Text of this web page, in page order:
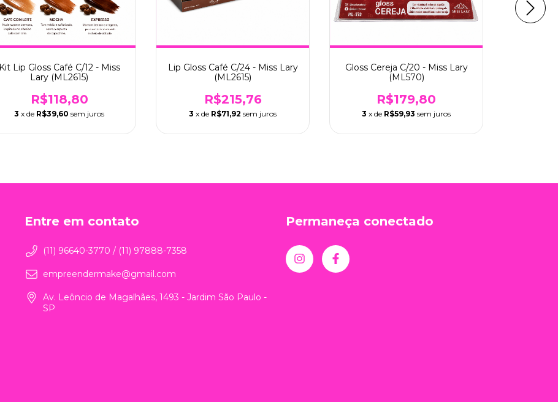
Kit Lip Gloss Café C/12 - Miss
Lary (ML2615)
R$118,80
3 x de R$39,60 sem juros
Lip Gloss Café C/24 - Miss Lary
(ML2615)
R$215,76
3 x de R$71,92 sem juros
Gloss Cereja C/20 - Miss Lary
(ML570)
R$179,80
3 x de R$59,93 sem juros
Entre em contato
(11) 96640-3770 / (11) 97888-7358
empreendermake@gmail.com
Av. Leôncio de Magalhães, 1493 - Jardim São Paulo -
SP
Permaneça conectado